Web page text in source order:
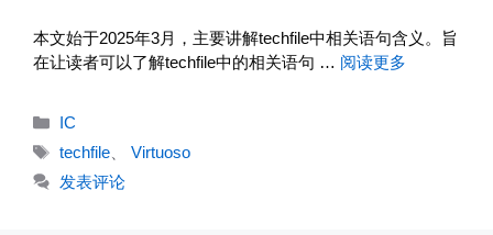
本文始于2025年3月，主要讲解techfile中相关语句含义。旨
在让读者可以了解techfile中的相关语句 … 阅读更多
分
IC
标
签
techfile
Virtuoso
发表评论